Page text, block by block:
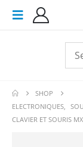
SHOP
ELECTRONIQUES,
CLAVIER ET SOURIS